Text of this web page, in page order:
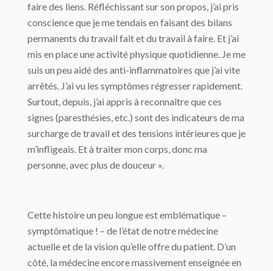
faire des liens. Réfléchissant sur son propos, j’ai pris
conscience que je me tendais en faisant des bilans
permanents du travail fait et du travail à faire. Et j’ai
mis en place une activité physique quotidienne. Je me
suis un peu aidé des anti-inflammatoires que j’ai vite
arrêtés. J’ai vu les symptômes régresser rapidement.
Surtout, depuis, j’ai appris à reconnaître que ces
signes (paresthésies, etc.) sont des indicateurs de ma
surcharge de travail et des tensions intérieures que je
m’infligeais. Et à traiter mon corps, donc ma
personne, avec plus de douceur ».
Cette histoire un peu longue est emblématique –
symptômatique ! – de l’état de notre médecine
actuelle et de la vision qu’elle offre du patient. D’un
côté, la médecine encore massivement enseignée en